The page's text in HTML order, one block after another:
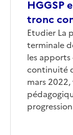
HGGSP
tronc
Corps
Etudier La
terminale
les
continuité
mars